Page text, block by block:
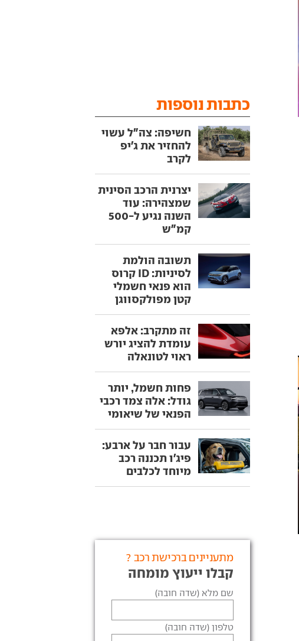
כתבות נוספות
חשיפה: צה"ל עשוי
להחזיר את ג'יפ
לקרב
יצרנית הרכב הסינית
שמצהירה: עוד
השנה נגיע ל-500
קמ"ש
תשובה הולמת
לסיניות: ID קרוס
הוא פנאי חשמלי
קטן מפולקסווגן
זה מתקרב: אלפא
עומדת להציג יורש
ראוי לטונאלה
פחות חשמל, יותר
גודל: אלה צמד רכבי
הפנאי של שיאומי
עבור חבר על ארבע:
פיג'ו תכננה רכב
מיוחד לכלבים
מתעניינים ברכישת רכב ?
קבלו ייעוץ מומחה
שם מלא (שדה חובה)
טלפון (שדה חובה)